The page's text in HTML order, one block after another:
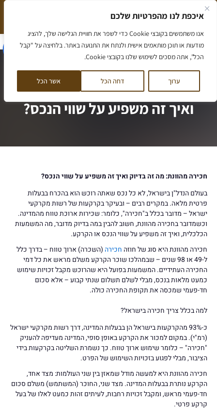
איכפת לנו מהפרטיות שלכם
אנו משתמשים בקובצי Cookie כדי לשפר את חוויית הגלישה שלך, להציג
מודעות או תוכן מותאמים אישית ולנתח את התנועה באתר. בלחיצה על "קבל
הכל", אתה מסכים לשימוש שלנו בקובצי Cookie.
ערוך דחה הכל אשר הכל
דילוג
לתוכן
המלצה חמה שווה יותר מאלף מילים
חכירה מהוונת: מה זה בדיוק ואיך זה משפיע על שווי הנכס?
חכירה מהוונת: מה זה בדיוק
ואיך זה משפיע על שווי הנכס?
חכירה מהוונת: מה זה בדיוק ואיך זה משפיע על שווי הנכס?
בעולם הנדל"ן בישראל, לא כל נכס שאתה רוכש הוא בהכרח בבעלות
פרטית מלאה. במקרים רבים – ובעיקר בקרקעות של רשות מקרקעי
ישראל – מדובר בכלל ב"חכירה", כלומר: שכירות ארוכת טווח מהמדינה.
וכשמדובר בחכירה מהוונת, חשוב להבין במה בדיוק מדובר, מה המשמעות
הכלכלית, ואיך זה משפיע על שווי הנכס או הקרקע.
חכירה מהוונת היא סוג של חוזה חכירה (השכרה) ארוך טווח – בדרך כלל
ל-49 או 98 שנים – שבמהלכו שוכר הקרקע משלם מראש את כל דמי
החכירה העתידיים. המשמעות בפועל היא שהרוכש מקבל זכויות שימוש
כמעט מלאות בנכס, מבלי לשלם תשלום שנתי קבוע – אלא סכום
חד-פעמי שמכסה את תקופת החכירה כולה.
למה בכלל צריך חכירה בישראל?
כ-93% מהקרקעות בישראל הן בבעלות המדינה, דרך רשות מקרקעי ישראל
(רמ"י). במקום למכור את הקרקע באופן סופי, המדינה מעדיפה להעניק
"חכירה" – כלומר שימוש ארוך טווח. כך נשמרת השליטה בקרקעות בידי
הציבור, מבלי לפגוע בזכויות השימוש של הפרט.
חכירה מהוונת היא למעשה מודל שמאזן בין שני העולמות: מצד אחד,
הקרקע נותרת בבעלות המדינה. מצד שני, החוכר (המשתמש) משלם סכום
חד-פעמי מראש, ומקבל זכויות רחבות, לעיתים זהות כמעט לאלו של בעל
קרקע פרטי.